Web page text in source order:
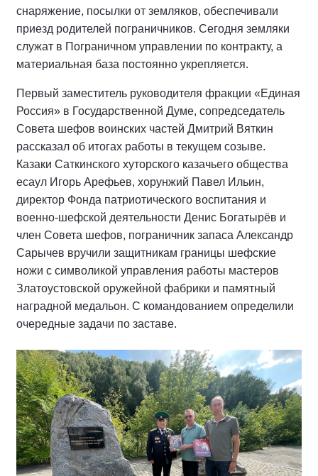
снаряжение, посылки от земляков, обеспечивали
приезд родителей пограничников. Сегодня земляки
служат в Пограничном управлении по контракту, а
материальная база постоянно укрепляется.
Первый заместитель руководителя фракции «Единая
Россия» в Государственной Думе, сопредседатель
Совета шефов воинских частей Дмитрий Вяткин
рассказал об итогах работы в текущем созыве.
Казаки Саткинского хуторского казачьего общества
есаул Игорь Арефьев, хорунжий Павел Ильин,
директор Фонда патриотического воспитания и
военно-шефской деятельности Денис Богатырёв и
член Совета шефов, пограничник запаса Александр
Сарычев вручили защитникам границы шефские
ножи с символикой управления работы мастеров
Златоустовской оружейной фабрики и памятный
наградной медальон. С командованием определили
очередные задачи по заставе.